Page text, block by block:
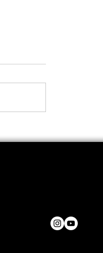
Einreichungen: Oscar-